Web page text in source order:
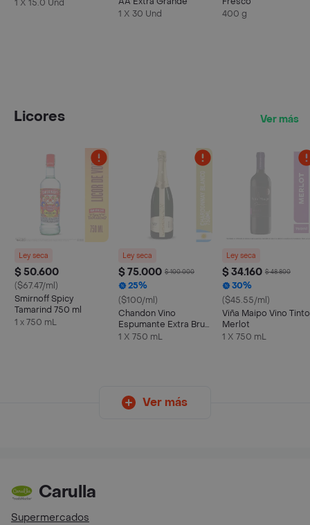
1 X 15.0 Und
1 X 30 Und
400 g
Licores Ver más
Ley seca
$ 50.600
($67.47/ml)
Smirnoff Spicy
Tamarind 750 ml
1 x 750 mL
Ley seca
$ 75.000 $ 100.000
25%
($100/ml)
Chandon Vino
Espumante Extra Brut
750 ml
1 X 750 mL
Ley seca
$ 34.160 $ 48.800
30%
($45.55/ml)
Viña Maipo Vino Tinto
Merlot
1 X 750 mL
Ver más
Carulla
Supermercados